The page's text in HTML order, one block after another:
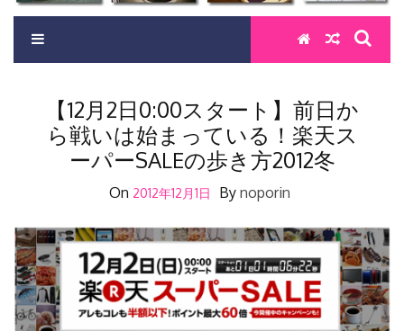
【12月2日0:00スタート】前日か
ら戦いは始まっている！楽天ス
ーパーSALEの歩き方2012冬
On 2012年12月1日 By noporin